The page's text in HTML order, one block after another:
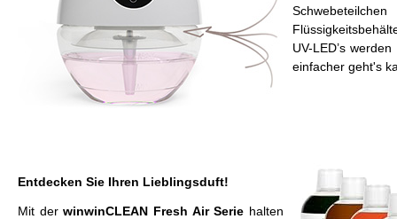
UV-LED’s
einfacher geht's
Entdecken Sie Ihren Lieblingsduft!
Mit derwinwinCLEAN Fresh Air Serie halten